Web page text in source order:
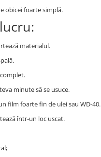
obicei foarte simplă.
materialul.
minute să se usuce.
film foarte fin de ulei sau WD-40.
într-un loc uscat.